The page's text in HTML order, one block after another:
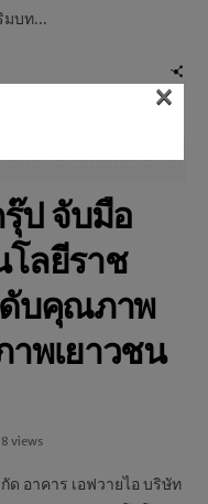
มบท...
ป จับมือ
ลยีราช
ดับคุณภาพ
พเยาวชน
views
อาคาร เอฟวายไอ บริษัท
×